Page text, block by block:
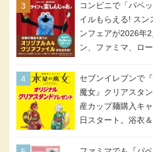
コンビニで「パペ
イルもらえる! スン
ンフェアが2026年
ン、ファミマ、ロ
セブンイレブンで
魔女』クリアスタ
産カップ麺購入キ
日スタート。浴衣
号・5号) / シャデ